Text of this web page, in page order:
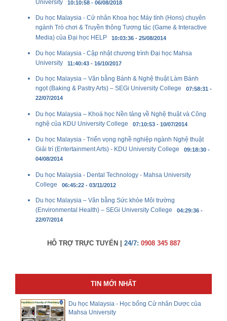
University 10:10:58 - 06/08/2018
Du học Malaysia - Cử nhân Khoa học Máy tính (Hons) chuyên
ngành Trò chơi & Truyền thông Tương tác (Game & Interactive
Media) của Đại học HELP
10:03:36 - 25/08/2014
Du học Malaysia - Cập nhật chương trình Đại học Mahsa
University 11:40:43 - 16/10/2017
Du học Malaysia – Văn bằng Bánh & Nghệ thuật Làm Bánh
ngọt (Baking & Pastry Arts) – SEGi University College 07:58:31 -
22/07/2014
Du học Malaysia – Khoá học Nền tảng về Nghệ thuật và Công
nghệ của KDU University College 07:10:53 - 10/07/2014
Du học Malaysia - Triển vọng nghề nghiệp ngành Nghệ thuật
Giải trí (Entertainment Arts) - KDU University College 09:18:30 -
04/08/2014
Du học Malaysia - Dental Technology - Mahsa University
College 06:45:22 - 03/11/2012
Du học Malaysia – Văn bằng Sức khỏe Môi trường
(Environmental Health) – SEGi University College 04:29:36 -
22/07/2014
HỖ TRỢ TRỰC TUYẾN | 24/7: 0908 345 887
TIN MỚI NHẤT
Du học Malaysia - Học bổng Cử nhân Dược của
Mahsa University